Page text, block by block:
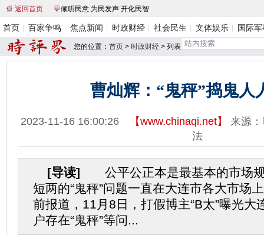
返回首页 倾听民意 为民发声 开化民智
首页 百家争鸣 焦点新闻 时政财经 社会民生 文体娱乐 国际
您的位置： 首页 > 时政财经 > 列表
曹灿辉：“鬼秤”捣鬼人
2023-11-16 16:00:26 【www.chinaqi.net】 来源：
法
[导读] 公平公正本是最基本的市场
短两的“鬼秤”问题一直在大连市各大市场
前报道，11月8日，打假博主“B太”曝光大
户存在“鬼秤”等问...